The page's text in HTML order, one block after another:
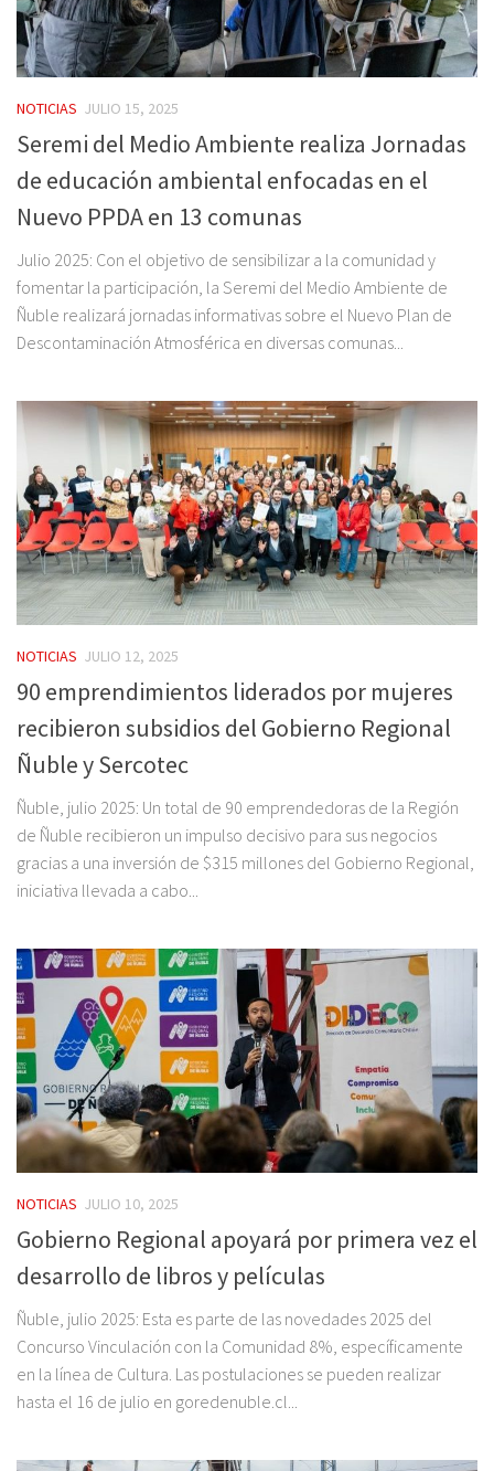
NOTICIAS JULIO 15, 2025
Seremi del Medio Ambiente realiza Jornadas
de educación ambiental enfocadas en el
Nuevo PPDA en 13 comunas
Julio 2025: Con el objetivo de sensibilizar a la comunidad y
fomentar la participación, la Seremi del Medio Ambiente de
Ñuble realizará jornadas informativas sobre el Nuevo Plan de
Descontaminación Atmosférica en diversas comunas...
NOTICIAS JULIO 12, 2025
90 emprendimientos liderados por mujeres
recibieron subsidios del Gobierno Regional
Ñuble y Sercotec
Ñuble, julio 2025: Un total de 90 emprendedoras de la Región
de Ñuble recibieron un impulso decisivo para sus negocios
gracias a una inversión de $315 millones del Gobierno Regional,
iniciativa llevada a cabo...
NOTICIAS JULIO 10, 2025
Gobierno Regional apoyará por primera vez el
desarrollo de libros y películas
Ñuble, julio 2025: Esta es parte de las novedades 2025 del
Concurso Vinculación con la Comunidad 8%, específicamente
en la línea de Cultura. Las postulaciones se pueden realizar
hasta el 16 de julio en goredenuble.cl...